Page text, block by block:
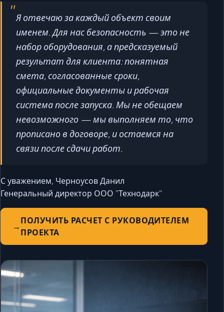
Я отвечаю за каждый объект своим
именем. Для нас безопасность — это не
набор оборудования, а предсказуемый
результат для клиента: понятная
смета, согласованные сроки,
официальные документы и рабочая
система после запуска. Мы не обещаем
невозможного — мы выполняем то, что
прописано в договоре, и остаемся на
связи после сдачи работ.
С уважением, Черноусов Данил
Генеральный директор ООО "Технодарк"
ПОЛУЧИТЬ РАСЧЕТ С РУКОВОДИТЕЛЕМ
ПРОЕКТА